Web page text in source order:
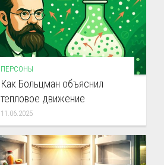
ПЕРСОНЫ
Как Больцман объяснил
тепловое движение
11.06.2025